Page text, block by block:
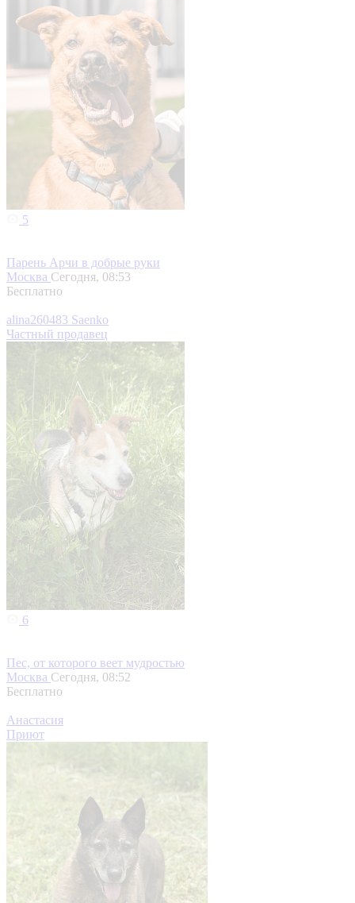
5
Парень Арчи в добрые руки
Москва Сегодня, 08:53
Бесплатно
alina260483 Saenko
Частный продавец
6
Пес, от которого веет мудростью
Москва Сегодня, 08:52
Бесплатно
Анастасия
Приют